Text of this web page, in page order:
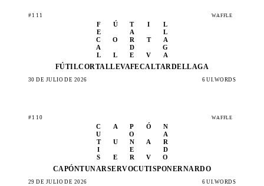
#111 WAFFLE
F Ú T I
L
E
A
L
C
O R T
A
A
D
G
L
L E V A
FÚTILCORTALLEVAFECALTARDELLAGA
30 DE JULIO DE 2026 6 UI.WORDS
#110 WAFFLE
C A P Ó
N
U
O
A
T
U N A
R
I
E
D
S
E R V O
CAPÓNTUNARSERVOCUTISPONERNARDO
29 DE JULIO DE 2026 6 UI.WORDS